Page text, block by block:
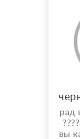
рад
вы